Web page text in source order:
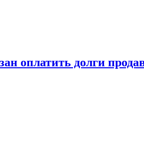
оплатить долги